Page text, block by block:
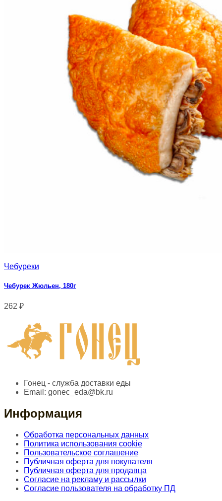
Чебуреки
Чебурек Жюльен, 180г
262 ₽
Гонец - служба доставки еды
Email: gonec_eda@bk.ru
Информация
Обработка персональных данных
Политика использования cookie
Пользовательское соглашение
Публичная оферта для покупателя
Публичная оферта для продавца
Согласие на рекламу и рассылки
Согласие пользователя на обработку ПД